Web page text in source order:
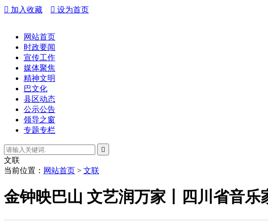
 加入收藏  设为首页
网站首页
时政要闻
宣传工作
媒体聚焦
精神文明
巴文化
县区动态
公示公告
领导之窗
专题专栏

文联
当前位置： 网站首页 > 文联
金钟映巴山 文艺润万家丨四川省音